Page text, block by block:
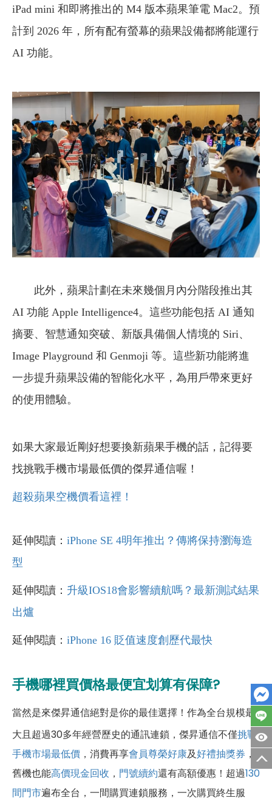
iPad mini 和即將推出的 M4 版本蘋果筆電 Mac2。預
計到 2026 年，所有配有螢幕的蘋果設備都將能運行
AI 功能。
此外，蘋果計劃在未來幾個月內分階段推出其
AI 功能 Apple Intelligence4。這些功能包括 AI 通知
摘要、智慧通知突破、新版具備個人情境的 Siri、
Image Playground 和 Genmoji 等。這些新功能將進
一步提升蘋果設備的智能化水平，為用戶帶來更好
的使用體驗。
如果大家最近剛好想要換新蘋果手機的話，記得要
找挑戰手機市場最低價的傑昇通信喔！
超殺蘋果空機價看這裡！
延伸閱讀： iPhone SE 4明年推出？傳將保持瀏海造
型
延伸閱讀： 升級IOS18會影響續航嗎？最新測試結果
出爐
延伸閱讀： iPhone 16 貶值速度創歷代最快
手機哪裡買價格最便宜划算有保障?
當然是來傑昇通信絕對是你的最佳選擇！作為全台規模最
大且超過30多年經營歷史的通訊連鎖，傑昇通信不僅挑戰
手機市場最低價 ，消費再享會員尊榮好康及好禮抽獎券 ，
舊機也能高價現金回收 ， 門號續約還有高額優惠！超過130
間門市遍布全台，一間購買連鎖服務，一次購買終生服